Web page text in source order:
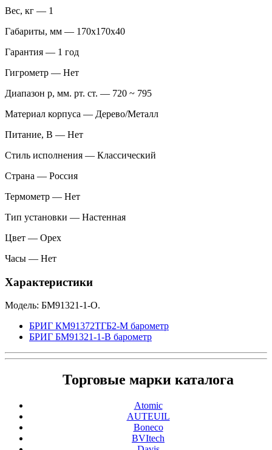
Вес, кг — 1
Габариты, мм — 170х170х40
Гарантия — 1 год
Гигрометр — Нет
Диапазон p, мм. рт. ст. — 720 ~ 795
Материал корпуса — Дерево/Металл
Питание, В — Нет
Стиль исполнения — Классический
Страна — Россия
Термометр — Нет
Тип установки — Настенная
Цвет — Орех
Часы — Нет
Характеристики
Модель: БМ91321-1-О.
БРИГ КМ91372ТГБ2-М барометр
БРИГ БМ91321-1-В барометр
Торговые марки каталога
Atomic
AUTEUIL
Boneco
BVItech